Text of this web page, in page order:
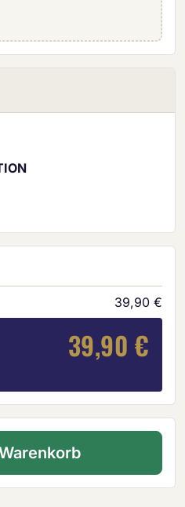
39,90 €
39,90 €
Wert ein oder